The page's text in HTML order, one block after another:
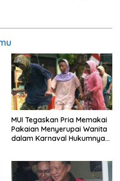
MUI Tegaskan Pria Memakai
Pakaian Menyerupai Wanita
dalam Karnaval Hukumnya